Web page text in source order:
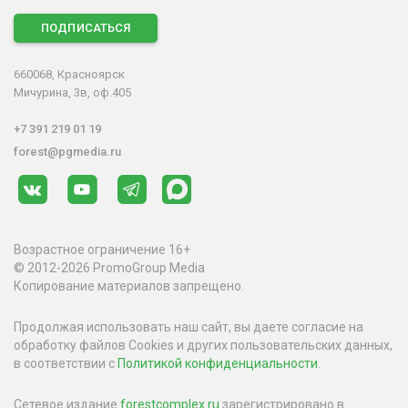
ПОДПИСАТЬСЯ
660068, Красноярск
Мичурина, 3в, оф.405
+7 391 219 01 19
forest@pgmedia.ru
Возрастное ограничение 16+
© 2012-2026 PromoGroup Media
Копирование материалов запрещено.
Продолжая использовать наш сайт, вы даете согласие на
обработку файлов Cookies и других пользовательских данных,
в соответствии сПолитикой конфиденциальности
Сетевое издание forestcomplex.ru зарегистрировано в